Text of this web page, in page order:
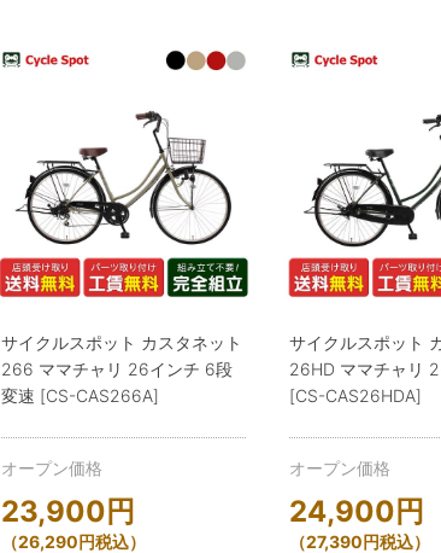
サイクルスポット カスタネット
266 ママチャリ 26インチ 6段
変速 [CS-CAS266A]
オープン価格
23,900 円
（26,290円税込）
サイクルスポット
26HD ママチャリ
[CS-CAS26HDA]
オープン価格
24,900 円
（27,390円税込）